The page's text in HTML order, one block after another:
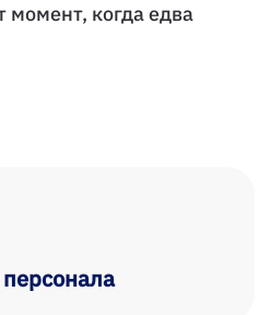
момент, когда едва